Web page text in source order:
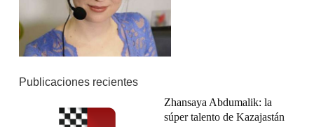
Publicaciones recientes
Zhansaya Abdumalik: la
súper talento de Kazajastán